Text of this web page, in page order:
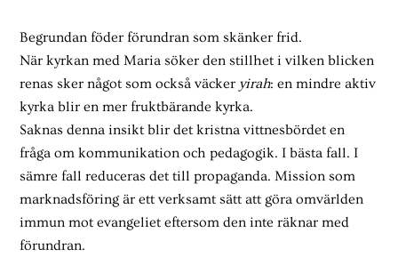
Begrundan föder förundran som skänker frid.
När kyrkan med Maria söker den stillhet i vilken blicken
renas sker något som också väcker yirah: en mindre aktiv
kyrka blir en mer fruktbärande kyr­ka.
Saknas denna insikt blir det kristna vittnesbördet en
fråga om kommunikation och pedagogik. I bästa fall. I
sämre fall reduceras det till propaganda. Mission som
marknadsföring är ett verksamt sätt att göra omvärlden
immun mot evangeliet eftersom den inte räknar med
förundran.